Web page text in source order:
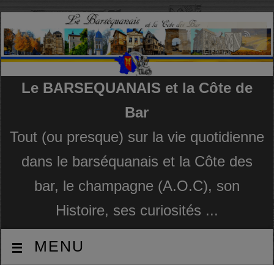
Le BARSEQUANAIS et la Côte de
Bar
Tout (ou presque) sur la vie quotidienne
dans le barséquanais et la Côte des
bar, le champagne (A.O.C), son
Histoire, ses curiosités ...
MENU